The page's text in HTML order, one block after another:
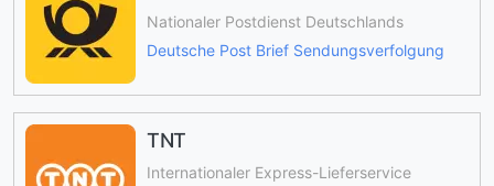
Nationaler Postdienst Deutschlands
Deutsche Post Brief Sendungsverfolgung
TNT
Internationaler Express-Lieferservice